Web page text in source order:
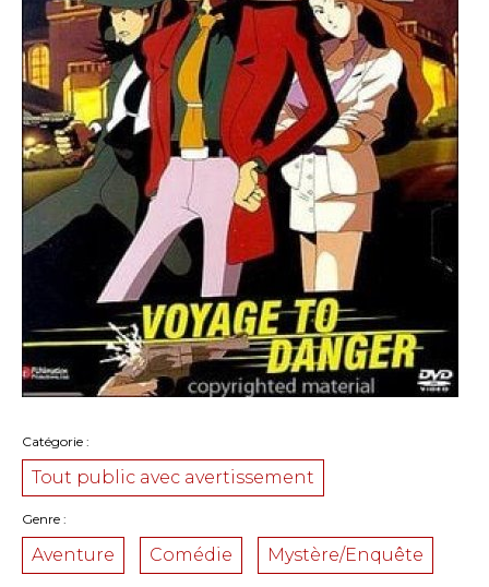
Catégorie
Tout public avec avertissement
Genre
Aventure Comédie Mystère/Enquête